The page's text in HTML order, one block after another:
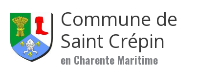
Commune de
Saint Crépin
en Charente Maritime